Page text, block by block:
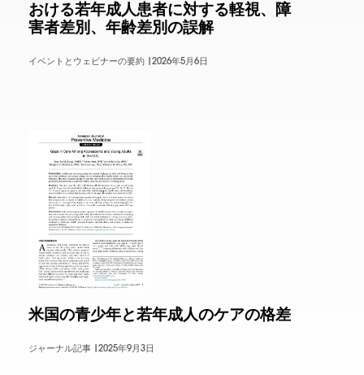
おける若年成人患者に対する軽視、障
害者差別、年齢差別の誤解
イベントとウェビナーの要約 | 2026年5月6日
米国の青少年と若年成人のケアの格差
ジャーナル記事 | 2025年9月3日